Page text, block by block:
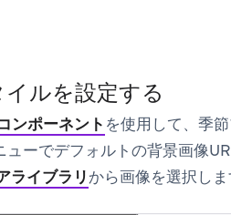
ルを設定する
ンポーネント を使用して、季
ューでデフォルトの背景画像
ライブラリから画像を選択しま